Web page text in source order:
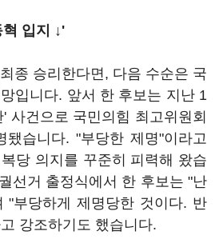
입지 ↓'
종 승리한다면, 다음 수순은 국
입니다. 앞서 한 후보는 지난 1
사건으로 국민의힘 최고위원회
습니다. "부당한 제명"이라고
당 의지를 꾸준히 피력해 왔습
선거 출정식에서 한 후보는 "난
"부당하게 제명당한 것이다. 반
강조하기도 했습니다.